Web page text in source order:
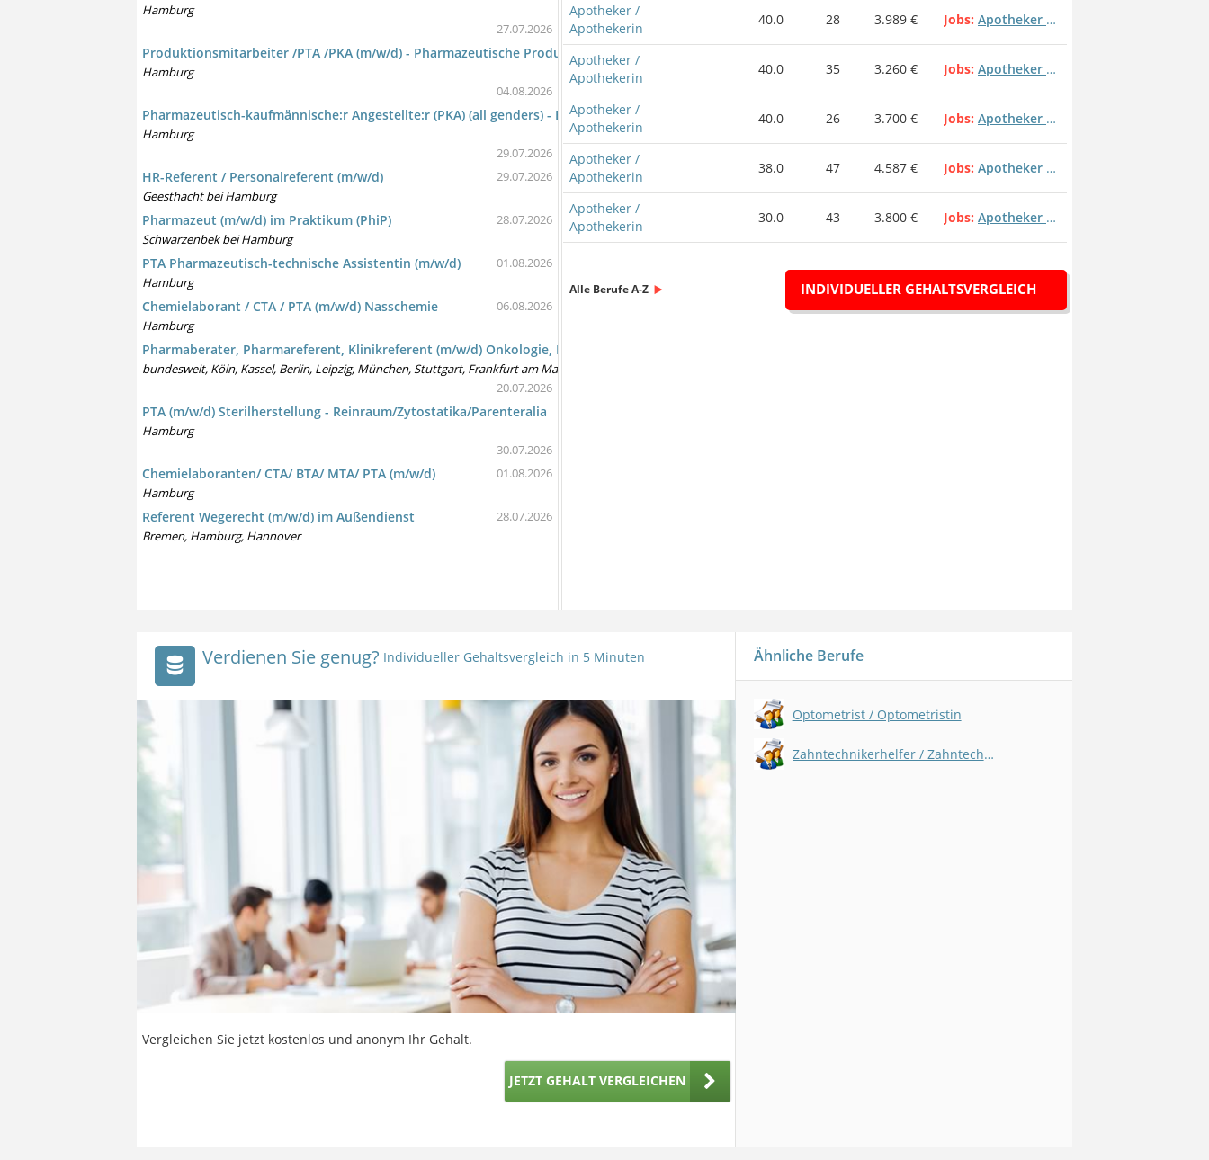
Apotheker /
Apothekerin
40.0 28 3.989 € Jobs Apotheker Apothekenleiter Apothekenleitung
Apotheker /
Apothekerin
40.0 35 3.260 € Jobs Apotheker Apothekenleiter Apothekenleitung
Apotheker /
Apothekerin
40.0 26 3.700 € Jobs Apotheker Apothekenleiter Apothekenleitung
Apotheker /
Apothekerin
38.0 47 4.587 € Jobs Apotheker Apothekenleiter Apothekenleitung
Apotheker /
Apothekerin
30.0 43 3.800 € Jobs Apotheker Apothekenleiter Apothekenleitung
Alle Berufe A-Z INDIVIDUELLER GEHALTSVERGLEICH
Hamburg
27.07.2026
Produktionsmitarbeiter /PTA /PKA (m/w/d) - Pharmazeutische Produktion und Verpackung
Hamburg
04.08.2026
Pharmazeutisch-kaufmännische:r Angestellte:r (PKA) (all genders) - Bereich Arzneimittelherstellung
Hamburg
29.07.2026
HR-Referent / Personalreferent (m/w/d)
Geesthacht bei Hamburg
29.07.2026
Pharmazeut (m/w/d) im Praktikum (PhiP)
Schwarzenbek bei Hamburg
28.07.2026
PTA Pharmazeutisch-technische Assistentin (m/w/d)
Hamburg
01.08.2026
Chemielaborant / CTA / PTA (m/w/d) Nasschemie
Hamburg
06.08.2026
Pharmaberater, Pharmareferent, Klinikreferent (m/w/d) Onkologie, Neurologie, Immunologie, Gynäkologie, Rare Disease, Diabetes – in Direktvermittlung
bundesweit, Köln, Kassel, Berlin, Leipzig, München, Stuttgart, Frankfurt am Main, Hannover, Hamburg
20.07.2026
PTA (m/w/d) Sterilherstellung - Reinraum/Zytostatika/Parenteralia
Hamburg
30.07.2026
Chemielaboranten/ CTA/ BTA/ MTA/ PTA (m/w/d)
Hamburg
01.08.2026
Referent Wegerecht (m/w/d) im Außendienst
Bremen, Hamburg, Hannover
28.07.2026
Verdienen Sie genug? Individueller Gehaltsvergleich in 5 Minuten
Vergleichen Sie jetzt kostenlos und anonym Ihr Gehalt.
JETZT GEHALT VERGLEICHEN
Ähnliche Berufe
Optometrist / Optometristin
Zahntechnikerhelfer / Zahntechnikerhelferin